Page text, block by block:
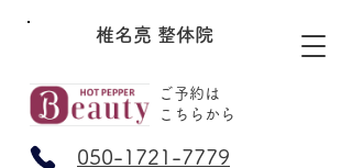
椎名亮 整体院
ご予約は
​こちらから
050-1721-7779